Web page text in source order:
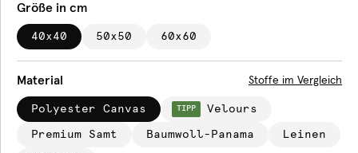
Größe in cm
40x40 50x50 60x60
Material Stoffe im Vergleich
Polyester Canvas TIPP Velours
Premium Samt Baumwoll-Panama Leinen